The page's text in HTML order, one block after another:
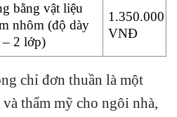
bằng vật liệu
nhôm (độ dày
– 2 lớp)
1.350.000
VNĐ
chỉ đơn thuần là một
thẩm mỹ cho ngôi nhà,